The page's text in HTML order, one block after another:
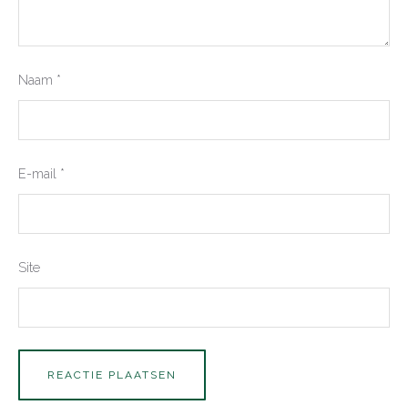
Naam *
E-mail *
Site